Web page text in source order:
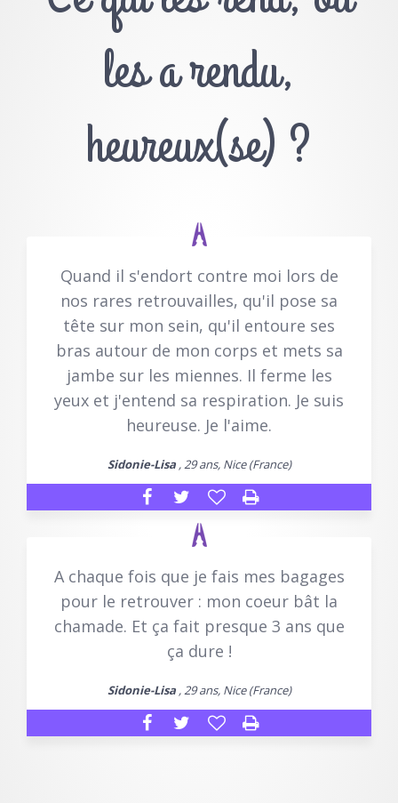
les a rendu,
heureux(se) ?
Quand il s'endort contre moi lors de
nos rares retrouvailles, qu'il pose sa
tête sur mon sein, qu'il entoure ses
bras autour de mon corps et mets sa
jambe sur les miennes. Il ferme les
yeux et j'entend sa respiration. Je suis
heureuse. Je l'aime.
Sidonie-Lisa, 29 ans, Nice (France)
A chaque fois que je fais mes bagages
pour le retrouver : mon coeur bât la
chamade. Et ça fait presque 3 ans que
ça dure !
Sidonie-Lisa, 29 ans, Nice (France)